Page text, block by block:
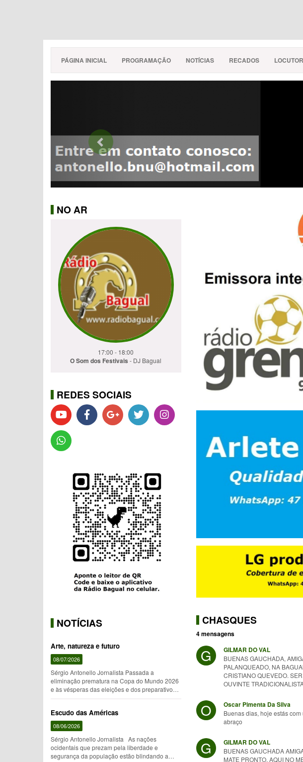
PÁGINA INICIAL PROGRAMAÇÃO NOTÍCIAS RECADOS
NO AR
17:00 - 18:00
O Som dos Festivais - DJ Bagual
REDES SOCIAIS
NOTÍCIAS
Arte, natureza e futuro
08/07/2026
Sérgio Antonello Jornalista Passada a
eliminação prematura na Copa do Mundo 2026
e às vésperas das eleições e dos preparativos
Escudo das Américas
08/06/2026
Sérgio Antonello Jornalista As nações
ocidentais que prezam pela liberdade e
segurança da população estão blindando a
CHASQUES
4 mensagens
G GILMAR DO VAL
BUENAS GAUCHADA,
PALANQUEADO, NA
CRISTIANO QUEVEDO.
OUVINTE
O Oscar Pimenta Da Silva
Buenas dias, hoje estás
abraço
G GILMAR DO VAL
BUENAS GAUCHADA
MATE PRONTO, AQUI NO